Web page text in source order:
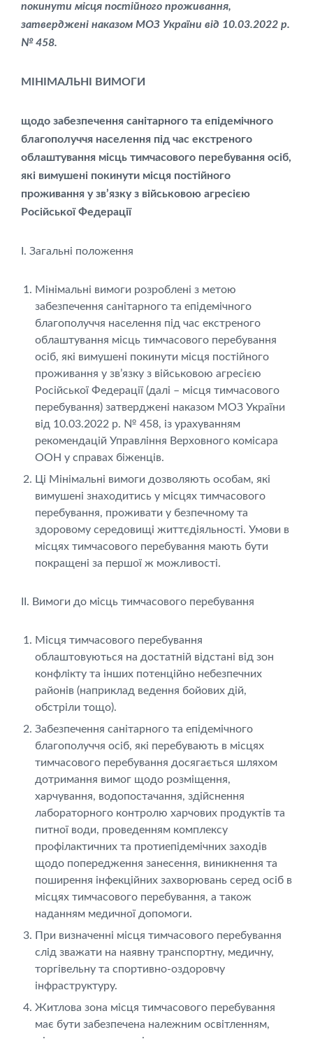
покинути місця постійного проживання,
затверджені наказом МОЗ України від 10.03.2022 р.
№ 458.
МІНІМАЛЬНІ ВИМОГИ
щодо забезпечення санітарного та епідемічного
благополуччя населення під час екстреного
облаштування місць тимчасового перебування осіб,
які вимушені покинути місця постійного
проживання у зв’язку з військовою агресією
Російської Федерації
І. Загальні положення
Мінімальні вимоги розроблені з метою
забезпечення санітарного та епідемічного
благополуччя населення під час екстреного
облаштування місць тимчасового перебування
осіб, які вимушені покинути місця постійного
проживання у зв’язку з військовою агресією
Російської Федерації (далі – місця тимчасового
перебування) затверджені наказом МОЗ України
від 10.03.2022 р. № 458, із урахуванням
рекомендацій Управління Верховного комісара
ООН у справах біженців.
Ці Мінімальні вимоги дозволяють особам, які
вимушені знаходитись у місцях тимчасового
перебування, проживати у безпечному та
здоровому середовищі життєдіяльності. Умови в
місцях тимчасового перебування мають бути
покращені за першої ж можливості.
ІІ. Вимоги до місць тимчасового перебування
Місця тимчасового перебування
облаштовуються на достатній відстані від зон
конфлікту та інших потенційно небезпечних
районів (наприклад ведення бойових дій,
обстріли тощо).
Забезпечення санітарного та епідемічного
благополуччя осіб, які перебувають в місцях
тимчасового перебування досягається шляхом
дотримання вимог щодо розміщення,
харчування, водопостачання, здійснення
лабораторного контролю харчових продуктів та
питної води, проведенням комплексу
профілактичних та протиепідемічних заходів
щодо попередження занесення, виникнення та
поширення інфекційних захворювань серед осіб в
місцях тимчасового перебування, а також
наданням медичної допомоги.
При визначенні місця тимчасового перебування
слід зважати на наявну транспортну, медичну,
торгівельну та спортивно-оздоровчу
інфраструктуру.
Житлова зона місця тимчасового перебування
має бути забезпечена належним освітленням,